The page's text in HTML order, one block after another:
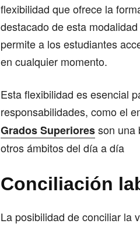
flexibilidad que ofrece la
destacado de esta
permite a los estudiantes
en cualquier momento.
Esta flexibilidad es esencial
responsabilidades, como el
Grados Superioresson una
otros ámbitos del día a día
Conciliación
La posibilidad de conciliar la